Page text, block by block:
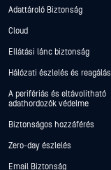
Adattároló Biztonság
Cloud
Ellátási lánc biztonság
Hálózati észlelés és reagálás
A perifériás és eltávolítható
adathordozók védelme
Biztonságos hozzáférés
Zero-day észlelés
Email Biztonság